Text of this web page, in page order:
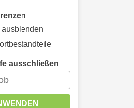
ausblenden
ausschließen